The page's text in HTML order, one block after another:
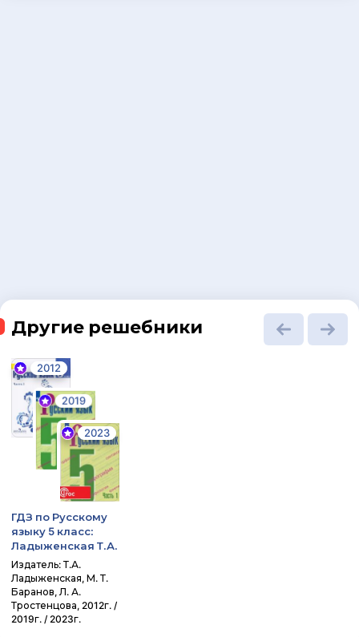
Другие решебники
2012
2019
2023
ГДЗ по Русскому
языку 5 класс:
Ладыженская Т.А.
Издатель: Т.А.
Ладыженская, М. Т.
Баранов, Л. А.
Тростенцова, 2012г. /
2019г. / 2023г.